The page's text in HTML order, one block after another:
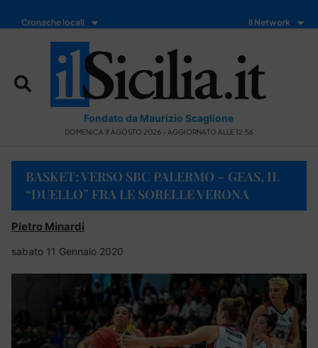
Cronache locali Il Network
Fondato da Maurizio Scaglione
DOMENICA 9 AGOSTO 2026 - AGGIORNATO ALLE 12:56
BASKET: VERSO SBC PALERMO – GEAS, IL
“DUELLO” FRA LE SORELLE VERONA
Pietro Minardi
sabato 11 Gennaio 2020